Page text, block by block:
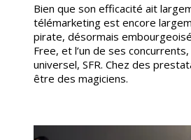
Bien que son efficacité ait
télémarketing est encore
pirate, désormais
Free, et l’un de ses
universel, SFR. Chez des
être des magiciens.